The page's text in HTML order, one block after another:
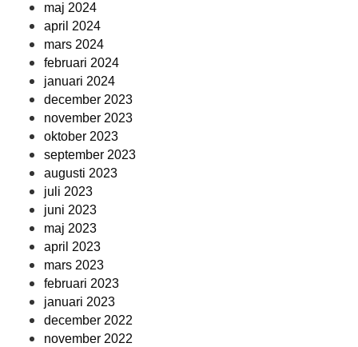
maj 2024
april 2024
mars 2024
februari 2024
januari 2024
december 2023
november 2023
oktober 2023
september 2023
augusti 2023
juli 2023
juni 2023
maj 2023
april 2023
mars 2023
februari 2023
januari 2023
december 2022
november 2022